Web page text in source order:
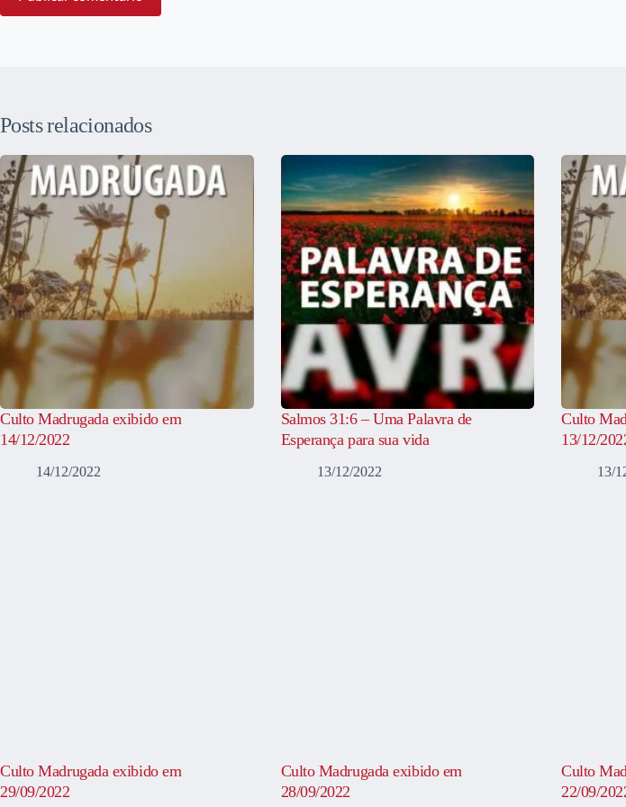
Posts relacionados
Culto Madrugada exibido em
14/12/2022
14/12/2022
Salmos 31:6 – Uma Palavra de
Esperança para sua vida
13/12/2022
Culto
13/12/
13/
Culto Madrugada exibido em
29/09/2022
Culto Madrugada exibido em
28/09/2022
Culto
22/09/